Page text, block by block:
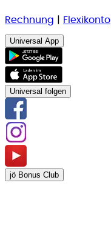
Rechnung Flexikonto
Universal App
Universal folgen
jö Bonus Club